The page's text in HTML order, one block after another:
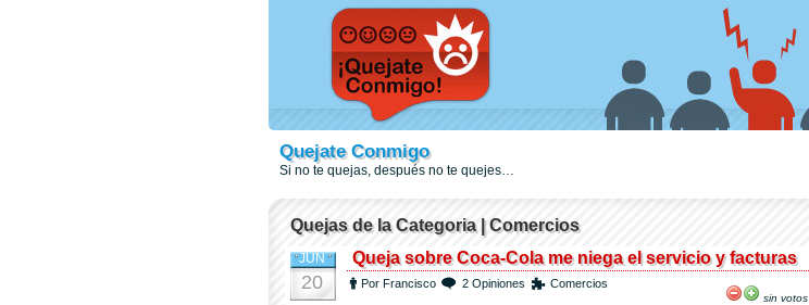
Quejate Conmigo
Si no te quejas, después no te quejes…
Quejas de la Categoria | Comercios
JUN
20
Queja sobre Coca-Cola me niega el servicio y facturas
Por Francisco 2 Opiniones Comercios
sin votos